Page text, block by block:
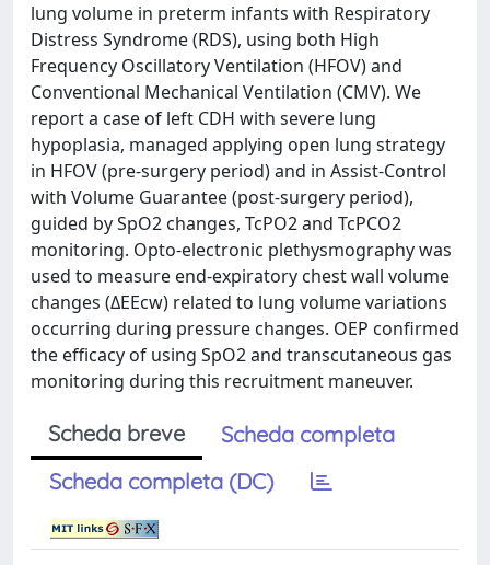
lung volume in preterm infants with Respiratory
Distress Syndrome (RDS), using both High
Frequency Oscillatory Ventilation (HFOV) and
Conventional Mechanical Ventilation (CMV). We
report a case of left CDH with severe lung
hypoplasia, managed applying open lung strategy
in HFOV (pre-surgery period) and in Assist-Control
with Volume Guarantee (post-surgery period),
guided by SpO2 changes, TcPO2 and TcPCO2
monitoring. Opto-electronic plethysmography was
used to measure end-expiratory chest wall volume
changes (ΔEEcw) related to lung volume variations
occurring during pressure changes. OEP confirmed
the efficacy of using SpO2 and transcutaneous gas
monitoring during this recruitment maneuver.
Scheda breve
Scheda completa
Scheda completa (DC)